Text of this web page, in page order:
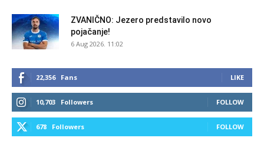
ZVANIČNO: Jezero predstavilo novo
pojačanje!
6 Aug 2026. 11:02
22,356 Fans LIKE
10,703 Followers FOLLOW
678 Followers FOLLOW